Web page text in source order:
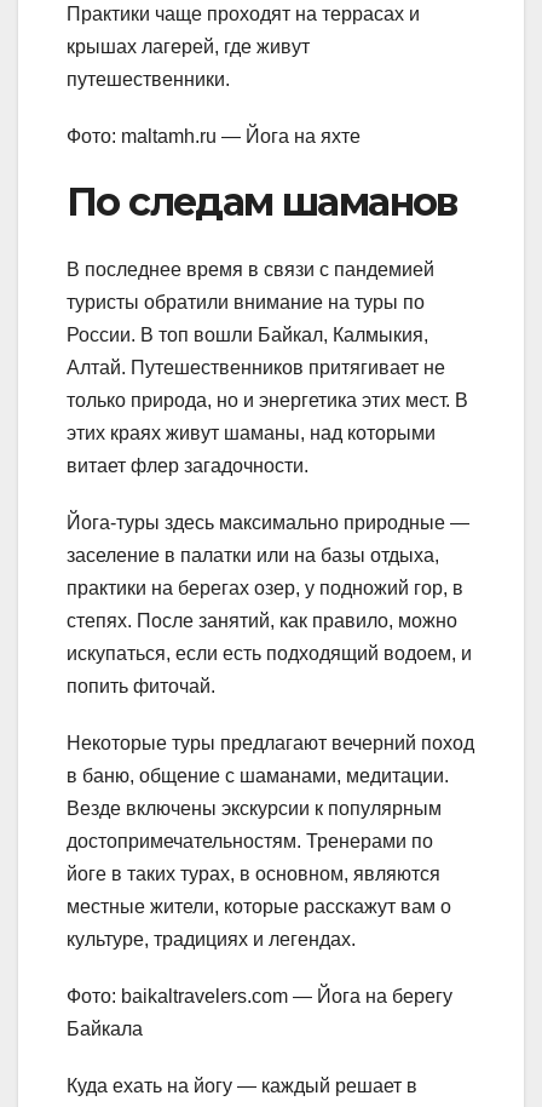
Практики чаще проходят на террасах и
крышах лагерей, где живут
путешественники.
Фото: maltamh.ru — Йога на яхте
По следам шаманов
В последнее время в связи с пандемией
туристы обратили внимание на туры по
России. В топ вошли Байкал, Калмыкия,
Алтай. Путешественников притягивает не
только природа, но и энергетика этих мест. В
этих краях живут шаманы, над которыми
витает флер загадочности.
Йога-туры здесь максимально природные —
заселение в палатки или на базы отдыха,
практики на берегах озер, у подножий гор, в
степях. После занятий, как правило, можно
искупаться, если есть подходящий водоем, и
попить фиточай.
Некоторые туры предлагают вечерний поход
в баню, общение с шаманами, медитации.
Везде включены экскурсии к популярным
достопримечательностям. Тренерами по
йоге в таких турах, в основном, являются
местные жители, которые расскажут вам о
культуре, традициях и легендах.
Фото: baikaltravelers.com — Йога на берегу
Байкала
Куда ехать на йогу — каждый решает в